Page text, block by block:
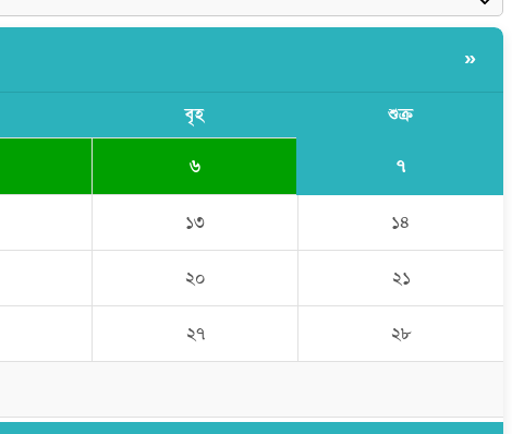
»
বৃহ শুক্র
৬ ৭
১৩ ১৪
২০ ২১
২৭ ২৮